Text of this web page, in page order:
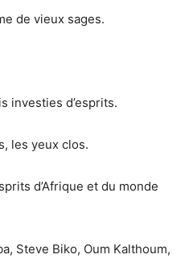
de vieux sages.
investies d’esprits.
les yeux clos.
d’Afrique et du monde
Steve Biko, Oum Kalthoum,